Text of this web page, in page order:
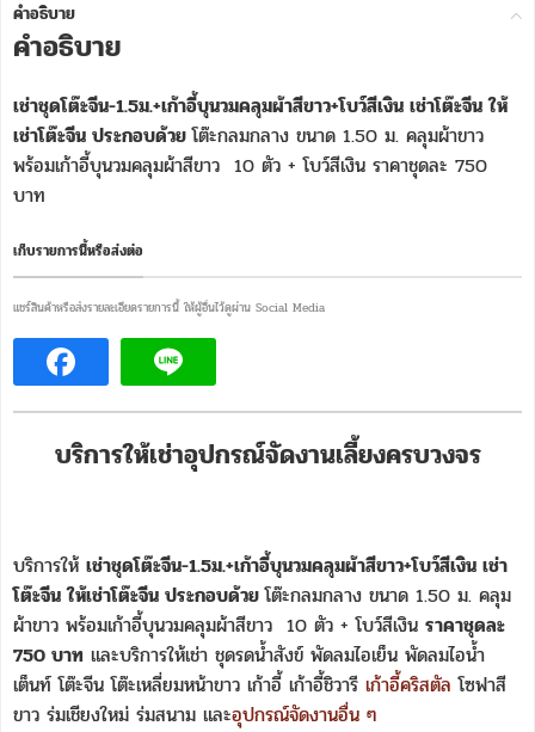
คำอธิบาย
คำอธิบาย
เช่าชุดโต๊ะจีน-1.5ม.+เก้าอี้บุนวมคลุมผ้าสีขาว+โบว์สีเงิน เช่าโต๊ะจีน ให้
เช่าโต๊ะจีน ประกอบด้วยโต๊ะกลมกลาง ขนาด 1.50 ม. คลุมผ้าขาว
พร้อมเก้าอี้บุนวมคลุมผ้าสีขาว 10 ตัว + โบว์สีเงิน ราคาชุดละ 750
บาท
เก็บรายการนี้หรือส่งต่อ
แชร์สินค้าหรือส่งรายละเอียดรายการนี้ ให้ผู้อื่นไว้ดูผ่าน Social Media
บริการให้เช่าอุปกรณ์จัดงานเลี้ยงครบวงจร
บริการให้ เช่าชุดโต๊ะจีน-1.5ม.+เก้าอี้บุนวมคลุมผ้าสีขาว+โบว์สีเงิน เช่า
โต๊ะจีน ให้เช่าโต๊ะจีน ประกอบด้วยโต๊ะกลมกลาง ขนาด 1.50 ม. คลุม
ผ้าขาว พร้อมเก้าอี้บุนวมคลุมผ้าสีขาว 10 ตัว + โบว์สีเงิน ราคาชุดละ
750 บาท และบริการให้เช่า ชุดรดน้ำสังข์ พัดลมไอเย็น พัดลมไอน้ำ
เต็นท์ โต๊ะจีน โต๊ะเหลี่ยมหน้าขาว เก้าอี้ เก้าอี้ชิวารี เก้าอี้คริสตัล โซฟาสี
ขาว ร่มเชียงใหม่ ร่มสนาม และอุปกรณ์จัดงานอื่น ๆ